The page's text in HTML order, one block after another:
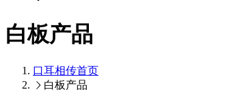
白板产品
口耳相传首页
白板产品